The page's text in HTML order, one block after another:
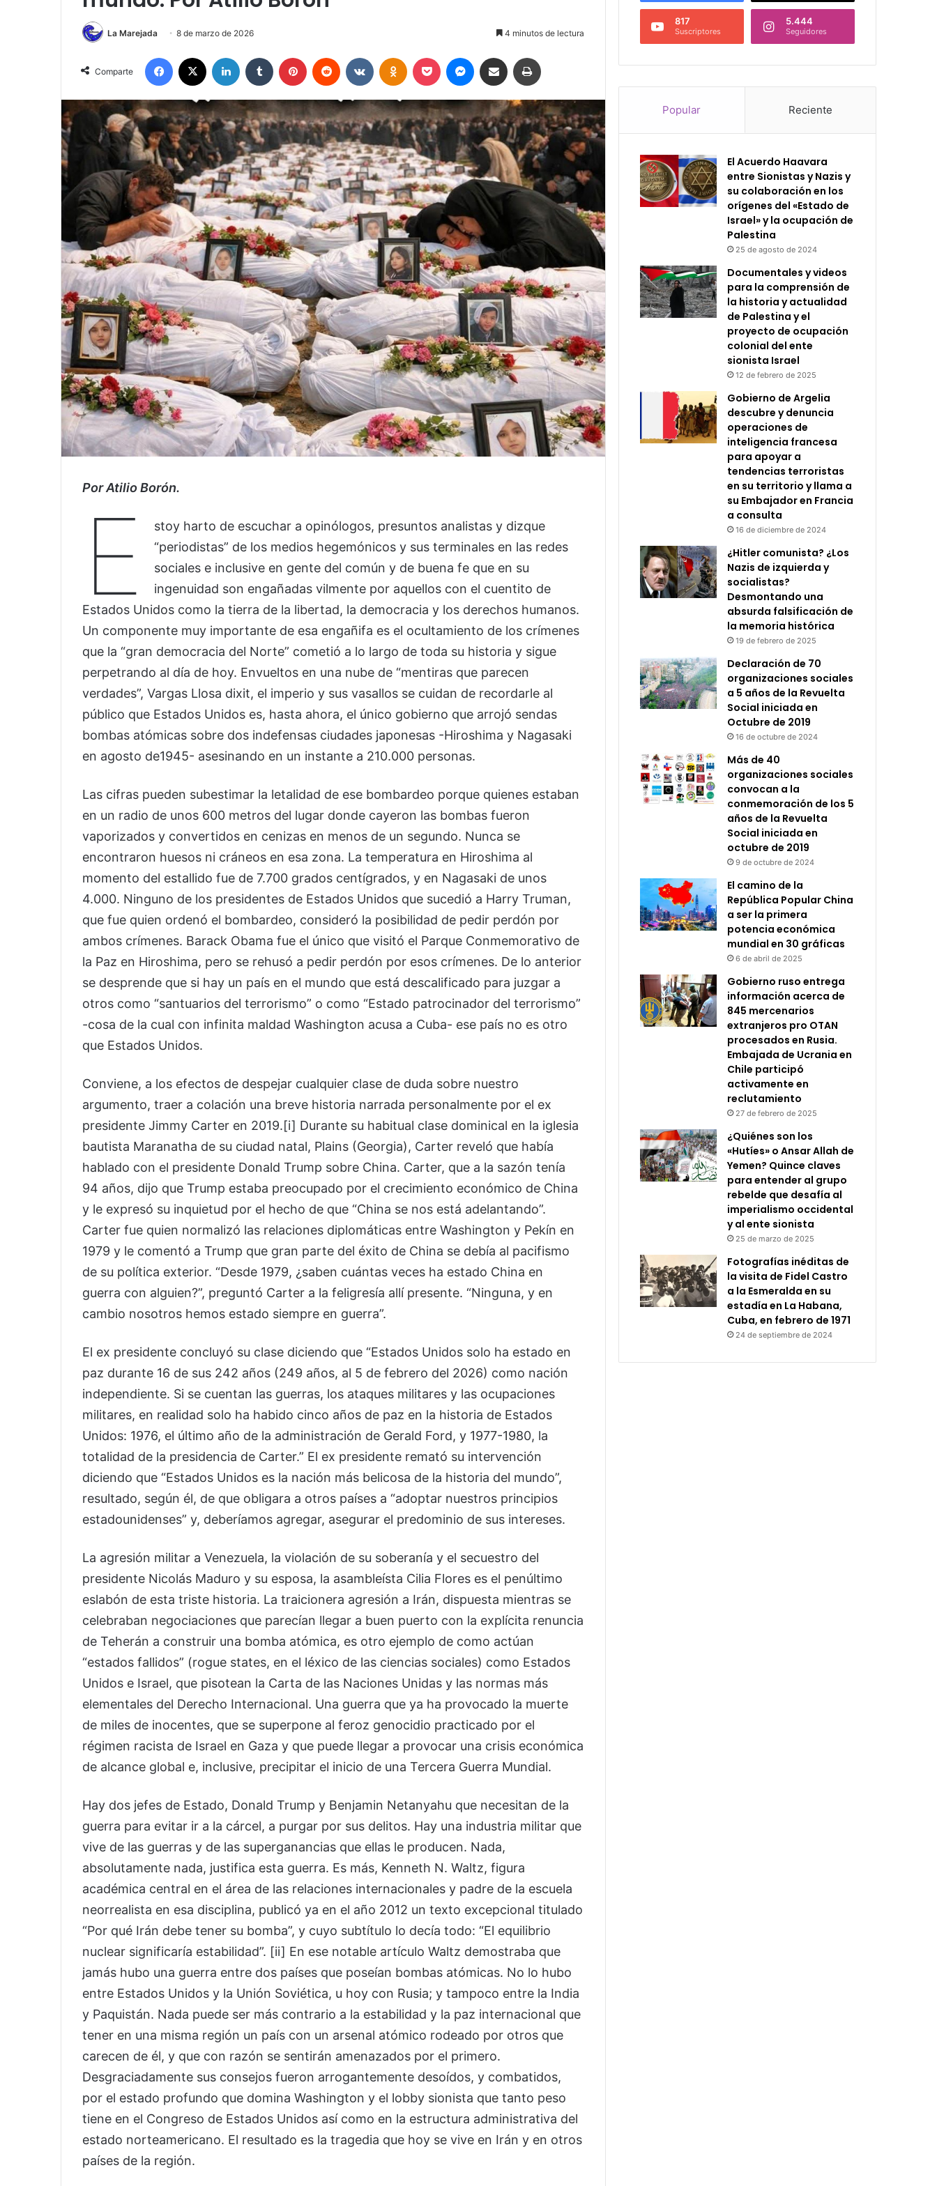
La Marejada 8 de marzo de 2026 4 minutos de lectura
Comparte
Facebook LinkedIn Tumblr Pinterest Reddit VKontakteOdnoklassniki
Pocket Messenger
Compartir vía Email
Por Atilio Borón.
E
stoy harto de escuchar a opinólogos, presuntos analistas y dizque
“periodistas” de los medios hegemónicos y sus terminales en las redes
sociales e inclusive en gente del común y de buena fe que en su
ingenuidad son engañadas vilmente por aquellos con el cuentito de
Estados Unidos como la tierra de la libertad, la democracia y los derechos humanos.
Un componente muy importante de esa engañifa es el ocultamiento de los crímenes
que la “gran democracia del Norte” cometió a lo largo de toda su historia y sigue
perpetrando al día de hoy. Envueltos en una nube de “mentiras que parecen
verdades”, Vargas Llosa dixit, el imperio y sus vasallos se cuidan de recordarle al
público que Estados Unidos es, hasta ahora, el único gobierno que arrojó sendas
bombas atómicas sobre dos indefensas ciudades japonesas -Hiroshima y Nagasaki
en agosto de1945- asesinando en un instante a 210.000 personas.
Las cifras pueden subestimar la letalidad de ese bombardeo porque quienes estaban
en un radio de unos 600 metros del lugar donde cayeron las bombas fueron
vaporizados y convertidos en cenizas en menos de un segundo. Nunca se
encontraron huesos ni cráneos en esa zona. La temperatura en Hiroshima al
momento del estallido fue de 7.700 grados centígrados, y en Nagasaki de unos
4.000. Ninguno de los presidentes de Estados Unidos que sucedió a Harry Truman,
que fue quien ordenó el bombardeo, consideró la posibilidad de pedir perdón por
ambos crímenes. Barack Obama fue el único que visitó el Parque Conmemorativo de
la Paz en Hiroshima, pero se rehusó a pedir perdón por esos crímenes. De lo anterior
se desprende que si hay un país en el mundo que está descalificado para juzgar a
otros como “santuarios del terrorismo” o como “Estado patrocinador del terrorismo”
-cosa de la cual con infinita maldad Washington acusa a Cuba- ese país no es otro
que Estados Unidos.
Conviene, a los efectos de despejar cualquier clase de duda sobre nuestro
argumento, traer a colación una breve historia narrada personalmente por el ex
presidente Jimmy Carter en 2019.[i] Durante su habitual clase dominical en la iglesia
bautista Maranatha de su ciudad natal, Plains (Georgia), Carter reveló que había
hablado con el presidente Donald Trump sobre China. Carter, que a la sazón tenía
94 años, dijo que Trump estaba preocupado por el crecimiento económico de China
y le expresó su inquietud por el hecho de que “China se nos está adelantando”.
Carter fue quien normalizó las relaciones diplomáticas entre Washington y Pekín en
1979 y le comentó a Trump que gran parte del éxito de China se debía al pacifismo
de su política exterior. “Desde 1979, ¿saben cuántas veces ha estado China en
guerra con alguien?”, preguntó Carter a la feligresía allí presente. “Ninguna, y en
cambio nosotros hemos estado siempre en guerra”.
El ex presidente concluyó su clase diciendo que “Estados Unidos solo ha estado en
paz durante 16 de sus 242 años (249 años, al 5 de febrero del 2026) como nación
independiente. Si se cuentan las guerras, los ataques militares y las ocupaciones
militares, en realidad solo ha habido cinco años de paz en la historia de Estados
Unidos: 1976, el último año de la administración de Gerald Ford, y 1977-1980, la
totalidad de la presidencia de Carter.” El ex presidente remató su intervención
diciendo que “Estados Unidos es la nación más belicosa de la historia del mundo”,
resultado, según él, de que obligara a otros países a “adoptar nuestros principios
estadounidenses” y, deberíamos agregar, asegurar el predominio de sus intereses.
La agresión militar a Venezuela, la violación de su soberanía y el secuestro del
presidente Nicolás Maduro y su esposa, la asambleísta Cilia Flores es el penúltimo
eslabón de esta triste historia. La traicionera agresión a Irán, dispuesta mientras se
celebraban negociaciones que parecían llegar a buen puerto con la explícita renuncia
de Teherán a construir una bomba atómica, es otro ejemplo de como actúan
“estados fallidos” (rogue states, en el léxico de las ciencias sociales) como Estados
Unidos e Israel, que pisotean la Carta de las Naciones Unidas y las normas más
elementales del Derecho Internacional. Una guerra que ya ha provocado la muerte
de miles de inocentes, que se superpone al feroz genocidio practicado por el
régimen racista de Israel en Gaza y que puede llegar a provocar una crisis económica
de alcance global e, inclusive, precipitar el inicio de una Tercera Guerra Mundial.
Hay dos jefes de Estado, Donald Trump y Benjamin Netanyahu que necesitan de la
guerra para evitar ir a la cárcel, a purgar por sus delitos. Hay una industria militar que
vive de las guerras y de las superganancias que ellas le producen. Nada,
absolutamente nada, justifica esta guerra. Es más, Kenneth N. Waltz, figura
académica central en el área de las relaciones internacionales y padre de la escuela
neorrealista en esa disciplina, publicó ya en el año 2012 un texto excepcional titulado
“Por qué Irán debe tener su bomba”, y cuyo subtítulo lo decía todo: “El equilibrio
nuclear significaría estabilidad”. [ii] En ese notable artículo Waltz demostraba que
jamás hubo una guerra entre dos países que poseían bombas atómicas. No lo hubo
entre Estados Unidos y la Unión Soviética, u hoy con Rusia; y tampoco entre la India
y Paquistán. Nada puede ser más contrario a la estabilidad y la paz internacional que
tener en una misma región un país con un arsenal atómico rodeado por otros que
carecen de él, y que con razón se sentirán amenazados por el primero.
Desgraciadamente sus consejos fueron arrogantemente desoídos, y combatidos,
por el estado profundo que domina Washington y el lobby sionista que tanto peso
tiene en el Congreso de Estados Unidos así como en la estructura administrativa del
estado norteamericano. El resultado es la tragedia que hoy se vive en Irán y en otros
países de la región.
817
Suscriptores
5.444
Seguidores
Popular Reciente
El Acuerdo Haavara
entre Sionistas y Nazis y
su colaboración en los
orígenes del «Estado de
Israel» y la ocupación de
Palestina
25 de agosto de 2024
Documentales y videos
para la comprensión de
la historia y actualidad
de Palestina y el
proyecto de ocupación
colonial del ente
sionista Israel
12 de febrero de 2025
Gobierno de Argelia
descubre y denuncia
operaciones de
inteligencia francesa
para apoyar a
tendencias terroristas
en su territorio y llama a
su Embajador en Francia
a consulta
16 de diciembre de 2024
¿Hitler comunista? ¿Los
Nazis de izquierda y
socialistas?
Desmontando una
absurda falsificación de
la memoria histórica
19 de febrero de 2025
Declaración de 70
organizaciones sociales
a 5 años de la Revuelta
Social iniciada en
Octubre de 2019
16 de octubre de 2024
Más de 40
organizaciones sociales
convocan a la
conmemoración de los 5
años de la Revuelta
Social iniciada en
octubre de 2019
9 de octubre de 2024
El camino de la
República Popular China
a ser la primera
potencia económica
mundial en 30 gráficas
6 de abril de 2025
Gobierno ruso entrega
información acerca de
845 mercenarios
extranjeros pro OTAN
procesados en Rusia.
Embajada de Ucrania en
Chile participó
activamente en
reclutamiento
27 de febrero de 2025
¿Quiénes son los
«Hutíes» o Ansar Allah de
Yemen? Quince claves
para entender al grupo
rebelde que desafía al
imperialismo occidental
y al ente sionista
25 de marzo de 2025
Fotografías inéditas de
la visita de Fidel Castro
a la Esmeralda en su
estadía en La Habana,
Cuba, en febrero de 1971
24 de septiembre de 2024